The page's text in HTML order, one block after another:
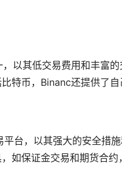
以其低交易费用和丰富
特币，Binanc还提供了自
台，以其强大的安全措
如保证金交易和期货合约